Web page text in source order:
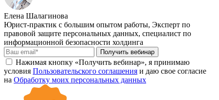
Елена Шалагинова
Юрист-практик с большим опытом работы, Эксперт по
правовой защите персональных данных, специалист по
информационной безопасности холдинга
Получить вебинар
Нажимая кнопку «Получить вебинар», я принимаю
условия Пользовательского соглашения и даю свое согласие
на Обработку моих персональных данных